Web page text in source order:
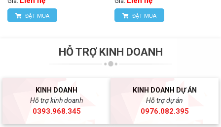
ĐẶT MUA ĐẶT MUA
HỖ TRỢ KINH DOANH
KINH DOANH
Hỗ trợ kinh doanh
0393.968.345
KINH DOANH DỰ ÁN
Hỗ trợ dự án
0976.082.395